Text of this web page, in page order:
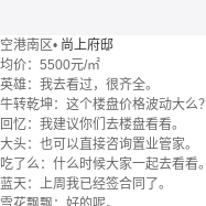
空港南区• 尚上府邸
均价： 5500元/㎡
英雄：我去看过，很齐全。
牛转乾坤：这个楼盘价格波动大么？
回忆：我建议你们去楼盘看看。
大头：也可以直接咨询置业管家。
吃了么：什么时候大家一起去看看。
蓝天：上周我已经签合同了。